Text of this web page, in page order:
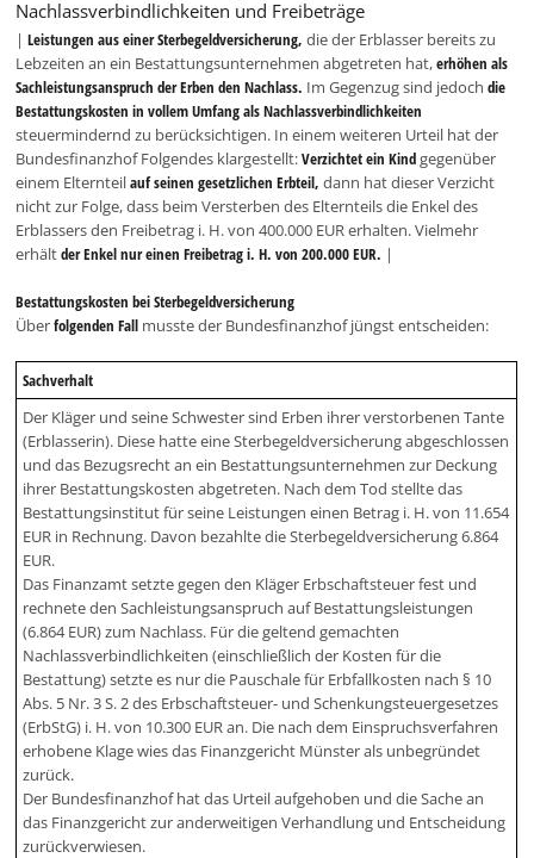
Nachlassverbindlichkeiten und Freibeträge
|Leistungen aus einer Sterbegeldversicherung,die der Erblasser bereits zu
Lebzeiten an ein Bestattungsunternehmen abgetreten hat,erhöhen als
Sachleistungsanspruch der Erben den Nachlass. Im Gegenzug sind jedochdie
Bestattungskosten in vollem Umfang als Nachlassverbindlichkeiten
steuermindernd zu berücksichtigen. In einem weiteren Urteil hat der
Bundesfinanzhof Folgendes klargestellt:Verzichtet ein Kindgegenüber
einem Elternteilauf seinen gesetzlichen Erbteil, dann hat dieser Verzicht
nicht zur Folge, dass beim Versterben des Elternteils die Enkel des
Erblassers den Freibetrag i. H. von 400.000 EUR erhalten. Vielmehr
erhältder Enkel nur einen Freibetrag i. H. von 200.000 EUR. |
Bestattungskosten bei Sterbegeldversicherung
Überfolgenden Fall musste der Bundesfinanzhof jüngst entscheiden:
Sachverhalt
Der Kläger und seine Schwester sind Erben ihrer verstorbenen Tante
(Erblasserin). Diese hatte eine Sterbegeldversicherung abgeschlossen
und das Bezugsrecht an ein Bestattungsunternehmen zur Deckung
ihrer Bestattungskosten abgetreten. Nach dem Tod stellte das
Bestattungsinstitut für seine Leistungen einen Betrag i. H. von 11.654
EUR in Rechnung. Davon bezahlte die Sterbegeldversicherung 6.864
EUR.
Das Finanzamt setzte gegen den Kläger Erbschaftsteuer fest und
rechnete den Sachleistungsanspruch auf Bestattungsleistungen
(6.864 EUR) zum Nachlass. Für die geltend gemachten
Nachlassverbindlichkeiten (einschließlich der Kosten für die
Bestattung) setzte es nur die Pauschale für Erbfallkosten nach § 10
Abs. 5 Nr. 3 S. 2 des Erbschaftsteuer- und Schenkungsteuergesetzes
(ErbStG) i. H. von 10.300 EUR an. Die nach dem Einspruchsverfahren
erhobene Klage wies das Finanzgericht Münster als unbegründet
zurück.
Der Bundesfinanzhof hat das Urteil aufgehoben und die Sache an
das Finanzgericht zur anderweitigen Verhandlung und Entscheidung
zurückverwiesen.